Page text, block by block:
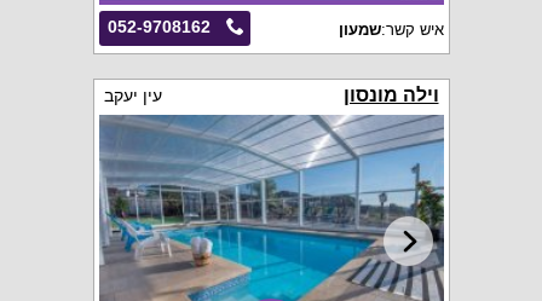
052-9708162 איש קשר:שמעון
וילה מונסון עין יעקב